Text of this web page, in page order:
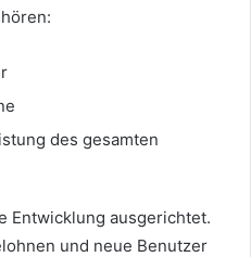
des gesamten
Entwicklung ausgerichtet.
und neue Benutzer